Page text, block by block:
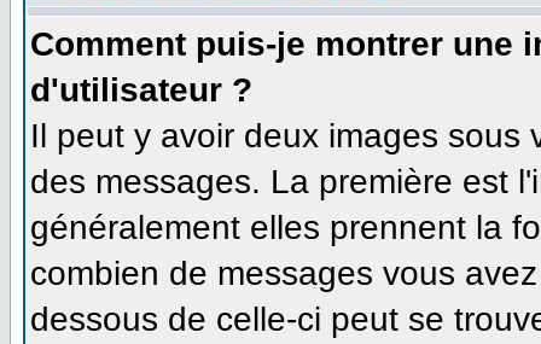
Comment puis-je montrer une
d'utilisateur ?
Il peut y avoir deux images sous
des messages. La première est
généralement elles prennent la
combien de messages vous
dessous de celle-ci peut se